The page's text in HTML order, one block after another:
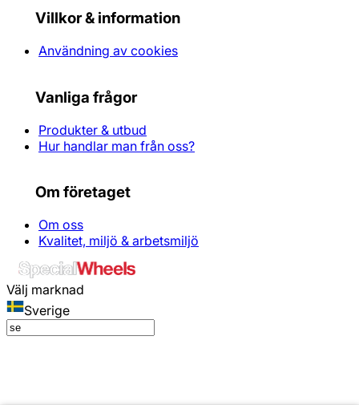
Villkor & information
Användning av cookies
Vanliga frågor
Produkter & utbud
Hur handlar man från oss?
Om företaget
Om oss
Kvalitet, miljö & arbetsmiljö
Välj marknad
Sverige